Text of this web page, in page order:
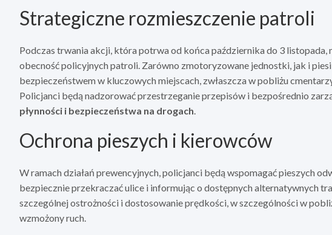
Strategiczne rozmieszczenie patroli
Podczas trwania akcji, która potrwa od końca października do 3 listopada,
obecność policyjnych patroli. Zarówno zmotoryzowane jednostki, jak i
bezpieczeństwem w kluczowych miejscach, zwłaszcza w pobliżu
Policjanci będą nadzorować przestrzeganie przepisów i bezpośrednio
płynności i bezpieczeństwa na drogach.
Ochrona pieszych i kierowców
W ramach działań prewencyjnych, policjanci będą wspomagać pieszych
bezpiecznie przekraczać ulice i informując o dostępnych alternatywnych
szczególnej ostrożności i dostosowanie prędkości, w szczególności w
wzmożony ruch.